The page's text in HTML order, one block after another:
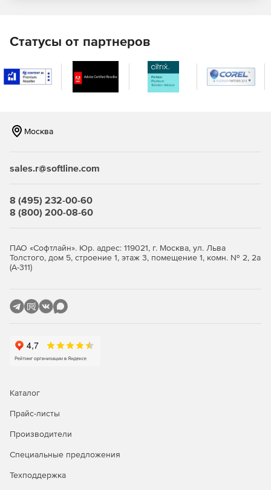
Статусы от партнеров
Москва
sales.r@softline.com
8 (495) 232-00-60
8 (800) 200-08-60
ПАО «Софтлайн». Юр. адрес: 119021, г. Москва, ул. Льва
Толстого, дом 5, строение 1, этаж 3, помещение 1, комн. № 2, 2а
(А-311)
Каталог
Прайс-листы
Производители
Специальные предложения
Техподдержка